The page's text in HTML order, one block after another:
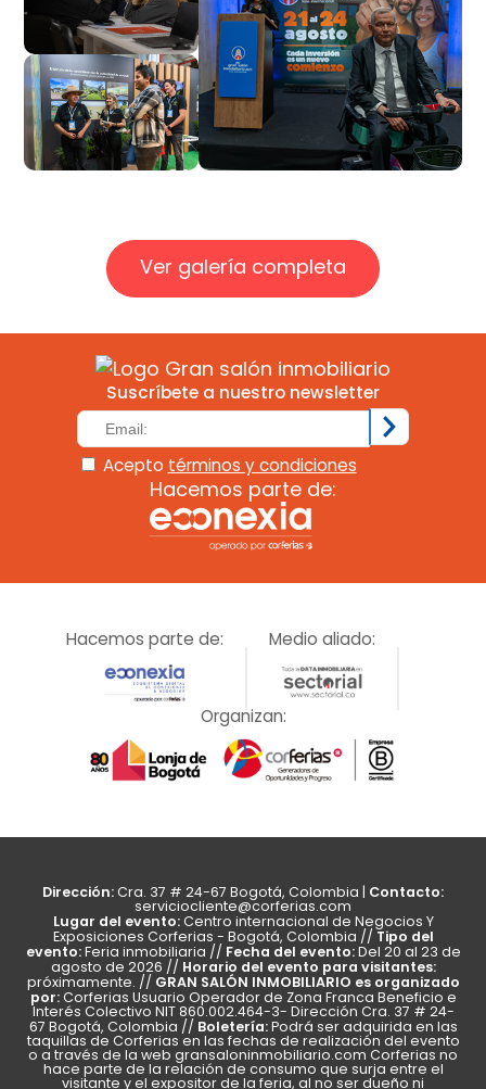
Ver galería completa
Suscríbete a nuestro newsletter
Aceptotérminos y condiciones
Hacemos parte de:
Hacemos parte de: Medio aliado:
Organizan:
Dirección:Cra. 37 # 24-67 Bogotá, Colombia | Contacto:
serviciocliente@corferias.com
Lugar del evento:Centro internacional de Negocios Y
Exposiciones Corferias - Bogotá, Colombia // Tipo del
evento:Feria inmobiliaria // Fecha del evento:Del 20 al 23 de
agosto de 2026 // Horario del evento para visitantes:
próximamente. // GRAN SALÓN INMOBILIARIO es organizado
por:Corferias Usuario Operador de Zona Franca Beneficio e
Interés Colectivo NIT 860.002.464-3- Dirección Cra. 37 # 24-
67 Bogotá, Colombia // Boletería:Podrá ser adquirida en las
taquillas de Corferias en las fechas de realización del evento
o a través de la web gransaloninmobiliario.com Corferias no
hace parte de la relación de consumo que surja entre el